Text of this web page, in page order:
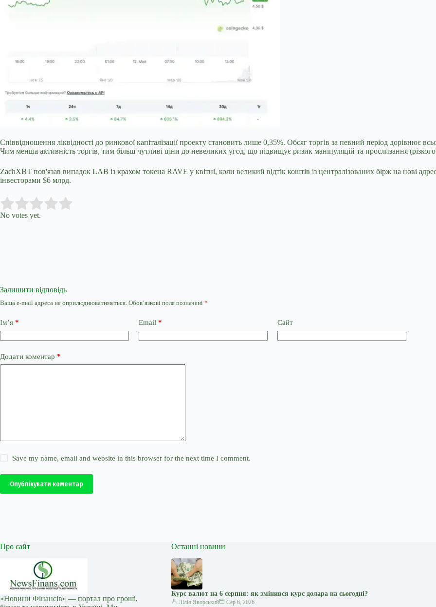
Співвідношення ліквідності до ринкової капіталізації проекту становить лише 0,35%. Обсяг торгів за певний період дорівнює
Чим менша активність торгів, тим більш чутливі ціни до невеликих угод, що підвищує ризик маніпуляцій та прослизання
ZachXBT пов'язав випадок LAB із крахом токена RAVE у квітні, коли великий відтік коштів із централізованих бірж на нові
інвесторами $6 млрд.
Rate this item:
No votes yet.
Залишити відповідь
Ваша e-mail адреса не оприлюднюватиметься. Обов’язкові поля позначені *
Ім’я * Email * Сайт
Додати коментар *
Save my name, email and website in this browser for the next time I comment.
Опублікувати коментар
Про сайт
«Новини Фінансів» — портал про гроші,
Останні новини
Курс валют на 6 серпня: як змінився курс долара на сьогодні?
Лілія Яворський Сер 6, 2026